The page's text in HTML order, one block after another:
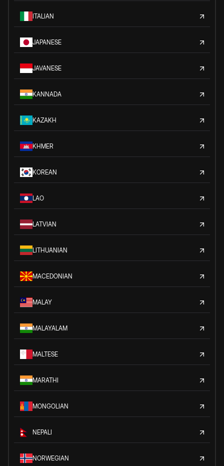
ITALIAN
JAPANESE
JAVANESE
KANNADA
KAZAKH
KHMER
KOREAN
LAO
LATVIAN
LITHUANIAN
MACEDONIAN
MALAY
MALAYALAM
MALTESE
MARATHI
MONGOLIAN
NEPALI
NORWEGIAN